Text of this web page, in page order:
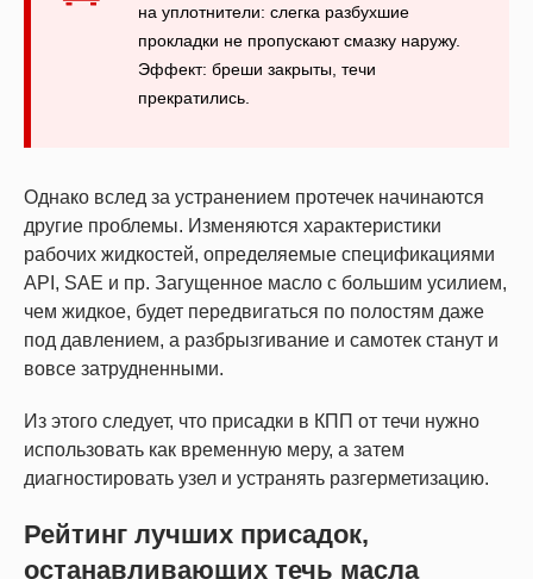
на уплотнители: слегка разбухшие
прокладки не пропускают смазку наружу.
Эффект: бреши закрыты, течи
прекратились.
Однако вслед за устранением протечек начинаются
другие проблемы. Изменяются характеристики
рабочих жидкостей, определяемые спецификациями
API, SAE и пр. Загущенное масло с большим усилием,
чем жидкое, будет передвигаться по полостям даже
под давлением, а разбрызгивание и самотек станут и
вовсе затрудненными.
Из этого следует, что присадки в КПП от течи нужно
использовать как временную меру, а затем
диагностировать узел и устранять разгерметизацию.
Рейтинг лучших присадок,
останавливающих течь масла